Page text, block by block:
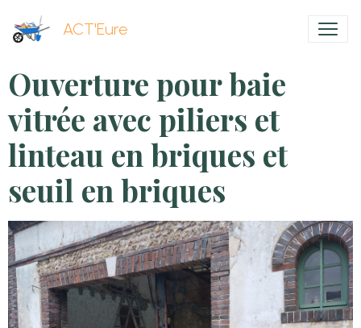
ACT'Eure
Ouverture pour baie
vitrée avec piliers et
linteau en briques et
seuil en briques